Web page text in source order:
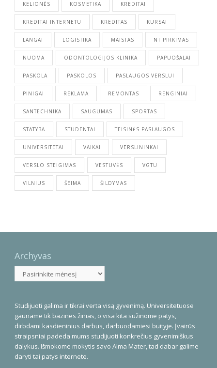
KELIONĖS KOSMETIKA KREDITAI
KREDITAI INTERNETU KREDITAS KURSAI
LANGAI LOGISTIKA MAISTAS NT PIRKIMAS
NUOMA ODONTOLOGIJOS KLINIKA PAPUOŠALAI
PASKOLA PASKOLOS PASLAUGOS VERSLUI
PINIGAI REKLAMA REMONTAS RENGINIAI
SANTECHNIKA SAUGUMAS SPORTAS
STATYBA STUDENTAI TEISINĖS PASLAUGOS
UNIVERSITETAI VAIKAI VERSLININKAI
VERSLO STEIGIMAS VESTUVĖS VGTU
VILNIUS ŠEIMA ŠILDYMAS
Archyvas
Archyvas
Studijuoti galima ir tikrai verta visą gyvenimą. Universitetuose
gauname tik bazines žinias, o visa kita sužinome patys,
dirbdami kasdieninius darbus, darbuodamiesi buityje. Įvairūs
straipsniai padeda mums studijuoti konkrečius gyvenimiškus
dalykus. Išmokome mokytis savo Alma Mater, tad dabar galime
daryti tai patys internete.